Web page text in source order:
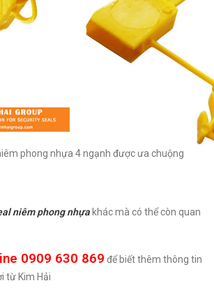
phong nhựa 4 ngạnh được ưa chuộng
niêm phong nhựa khác mà có thể còn quan
0909 630 869 để biết thêm thông tin
từ Kim Hải